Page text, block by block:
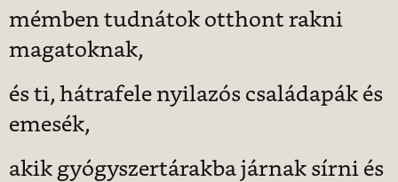
mémben tudnátok otthont rakni
magatoknak,
és ti, hátrafele nyilazós családapák és
emesék,
akik gyógyszertárakba járnak sírni és